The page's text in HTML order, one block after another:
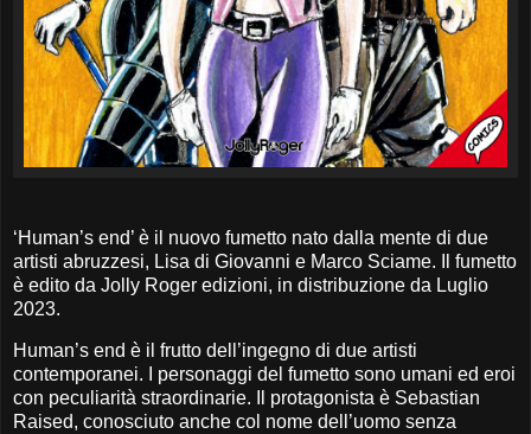
‘Human’s end’ è il nuovo fumetto nato dalla mente di due
artisti abruzzesi, Lisa di Giovanni e Marco Sciame. Il fumetto
è edito da Jolly Roger edizioni, in distribuzione da Luglio
2023.
Human’s end è il frutto dell’ingegno di due artisti
contemporanei. I personaggi del fumetto sono umani ed eroi
con peculiarità straordinarie. Il protagonista è Sebastian
Raised, conosciuto anche col nome dell’uomo senza